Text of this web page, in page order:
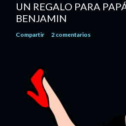
UN REGALO PARA
BENJAMIN
Compartir 2 comentarios